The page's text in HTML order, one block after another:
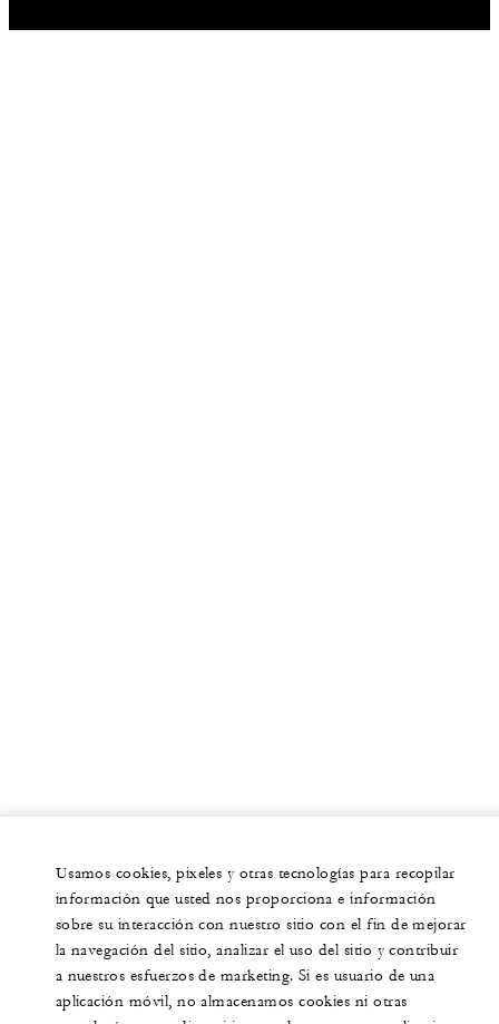
Usamos cookies, pixeles y otras tecnologías para recopilar
información que usted nos proporciona e información
sobre su interacción con nuestro sitio con el fin de mejorar
la navegación del sitio, analizar el uso del sitio y contribuir
a nuestros esfuerzos de marketing. Si es usuario de una
aplicación móvil, no almacenamos cookies ni otras